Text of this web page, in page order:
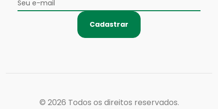
Cadastrar
© 2026 Todos os direitos reservados.